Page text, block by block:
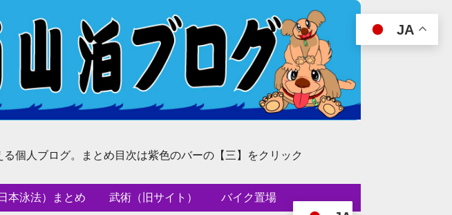
個人ブログ。まとめ目次は紫色のバーの【三】をクリック
本泳法）まとめ 武術（旧サイト） バイク置場
JA